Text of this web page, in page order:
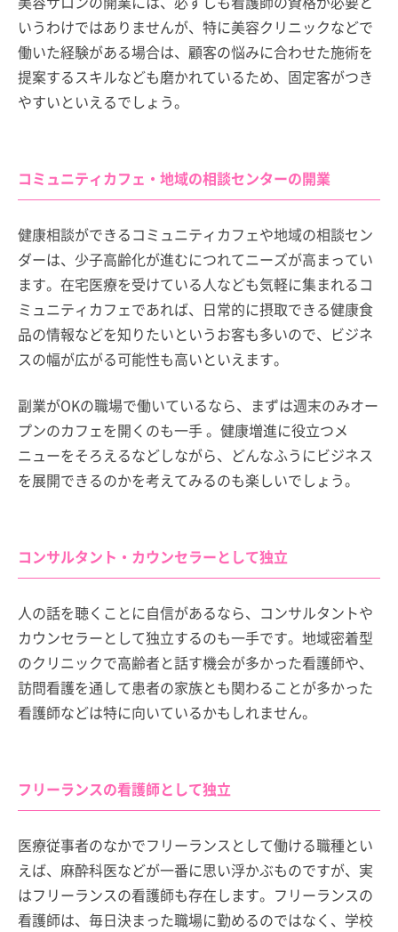
いうわけではありませんが、特に美容クリニックなどで
働いた経験がある場合は、顧客の悩みに合わせた施術を
提案するスキルなども磨かれているため、固定客がつき
やすいといえるでしょう。
コミュニティカフェ・地域の相談センターの開業
健康相談ができるコミュニティカフェや地域の相談セン
ダーは、少子高齢化が進むにつれてニーズが高まってい
ます。在宅医療を受けている人なども気軽に集まれるコ
ミュニティカフェであれば、日常的に摂取できる健康食
品の情報などを知りたいというお客も多いので、ビジネ
スの幅が広がる可能性も高いといえます。
副業がOKの職場で働いているなら、まずは週末のみオー
プンのカフェを開くのも一手 。健康増進に役立つメ
ニューをそろえるなどしながら、どんなふうにビジネス
を展開できるのかを考えてみるのも楽しいでしょう。
コンサルタント・カウンセラーとして独立
人の話を聴くことに自信があるなら、コンサルタントや
カウンセラーとして独立するのも一手です。地域密着型
のクリニックで高齢者と話す機会が多かった看護師や、
訪問看護を通して患者の家族とも関わることが多かった
看護師などは特に向いているかもしれません。
フリーランスの看護師として独立
医療従事者のなかでフリーランスとして働ける職種とい
えば、麻酔科医などが一番に思い浮かぶものですが、実
はフリーランスの看護師も存在します。フリーランスの
看護師は、毎日決まった職場に勤めるのではなく、学校